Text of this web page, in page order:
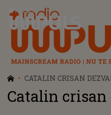
Radio Impuls
CATALIN CRISAN
Catalin